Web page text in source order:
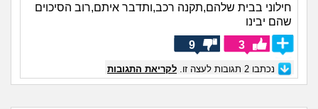
חילוני בבית שלהם,תקנה רכב,ותדבר איתם,רוב הסיכוים
שהם יבינו
3
9
נכתבו 2 תגובות לעצה זו. לקריאת התגובות